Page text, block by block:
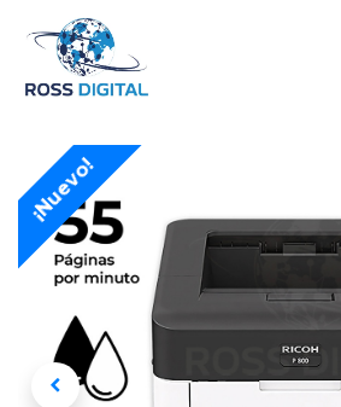
¡Nuevo!